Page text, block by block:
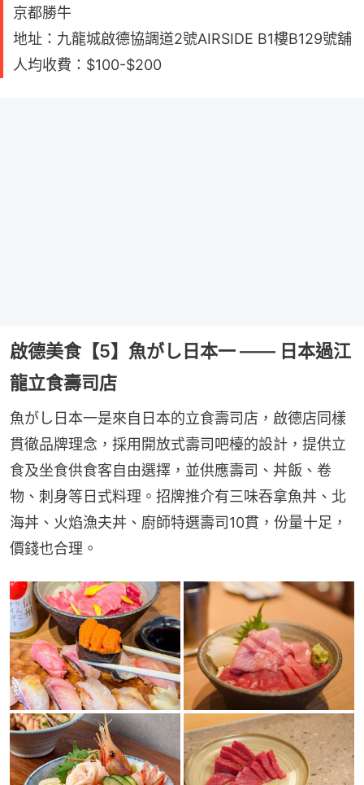
京都勝牛
地址：九龍城啟德協調道2號AIRSIDE B1樓B129號舖
人均收費：$100-$200
啟德美食【5】魚がし日本一 —— 日本過江
龍立食壽司店
魚がし日本一是來自日本的立食壽司店，啟德店同樣
貫徹品牌理念，採用開放式壽司吧檯的設計，提供立
食及坐食供食客自由選擇，並供應壽司、丼飯、卷
物、刺身等日式料理。招牌推介有三味吞拿魚丼、北
海丼、火焰漁夫丼、廚師特選壽司10貫，份量十足，
價錢也合理。